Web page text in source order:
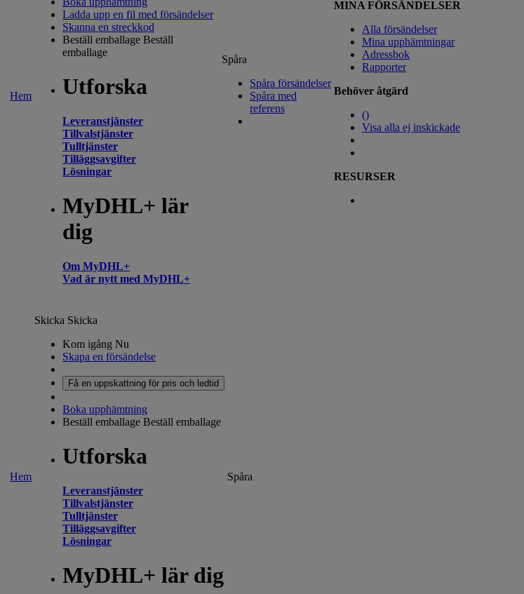
Hem
Ladda upp en fil med försändelser
Skanna en streckkod
Beställ emballage Beställ
emballage
Utforska
Leveranstjänster
Tillvalstjänster
Tulltjänster
Tilläggsavgifter
Lösningar
MyDHL+ lär
dig
Om MyDHL+
Vad är nytt med MyDHL+
Spåra
Spåra försändelser
Spåra med
referens
MINA FÖRSÄNDELSER
Alla försändelser
Mina upphämtningar
Adressbok
Rapporter
Behöver åtgärd
()
Visa alla ej inskickade
RESURSER
Hem
Skicka Skicka
Kom igång Nu
Skapa en försändelse
Få en uppskattning för pris och ledtid
Boka upphämtning
Beställ emballage Beställ emballage
Utforska
Leveranstjänster
Tillvalstjänster
Tulltjänster
Tilläggsavgifter
Lösningar
MyDHL+ lär dig
Spåra